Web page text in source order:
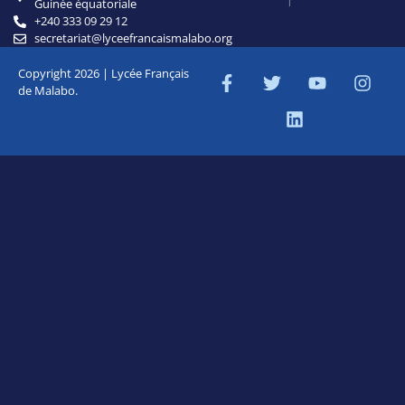
Guinée équatoriale
+240 333 09 29 12
secretariat@lyceefrancaismalabo.org
Copyright 2026 | Lycée Français
de Malabo.